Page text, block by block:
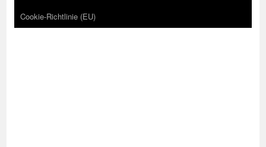
Cookie-Richtlinie (EU)